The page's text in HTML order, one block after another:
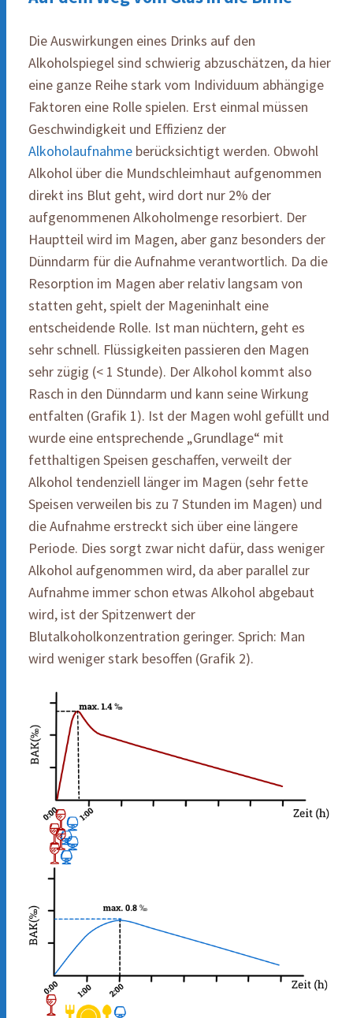
Die Auswirkungen eines Drinks auf den
Alkoholspiegel sind schwierig abzuschätzen, da hier
eine ganze Reihe stark vom Individuum abhängige
Faktoren eine Rolle spielen. Erst einmal müssen
Geschwindigkeit und Effizienz der
Alkoholaufnahme berücksichtigt werden. Obwohl
Alkohol über die Mundschleimhaut aufgenommen
direkt ins Blut geht, wird dort nur 2% der
aufgenommenen Alkoholmenge resorbiert. Der
Hauptteil wird im Magen, aber ganz besonders der
Dünndarm für die Aufnahme verantwortlich. Da die
Resorption im Magen aber relativ langsam von
statten geht, spielt der Mageninhalt eine
entscheidende Rolle. Ist man nüchtern, geht es
sehr schnell. Flüssigkeiten passieren den Magen
sehr zügig (< 1 Stunde). Der Alkohol kommt also
Rasch in den Dünndarm und kann seine Wirkung
entfalten (Grafik 1). Ist der Magen wohl gefüllt und
wurde eine entsprechende „Grundlage“ mit
fetthaltigen Speisen geschaffen, verweilt der
Alkohol tendenziell länger im Magen (sehr fette
Speisen verweilen bis zu 7 Stunden im Magen) und
die Aufnahme erstreckt sich über eine längere
Periode. Dies sorgt zwar nicht dafür, dass weniger
Alkohol aufgenommen wird, da aber parallel zur
Aufnahme immer schon etwas Alkohol abgebaut
wird, ist der Spitzenwert der
Blutalkoholkonzentration geringer. Sprich: Man
wird weniger stark besoffen (Grafik 2).